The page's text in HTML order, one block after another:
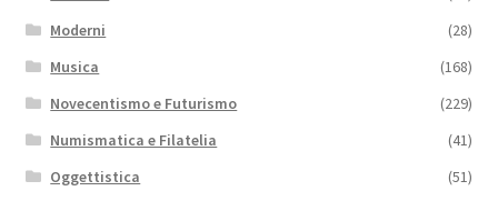
Moderni
(28)
Musica
(168)
Novecentismo e Futurismo
(229)
Numismatica e Filatelia
(41)
Oggettistica
(51)